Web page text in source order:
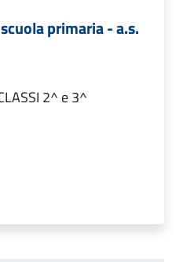
primaria - a.s.
2^ e 3^